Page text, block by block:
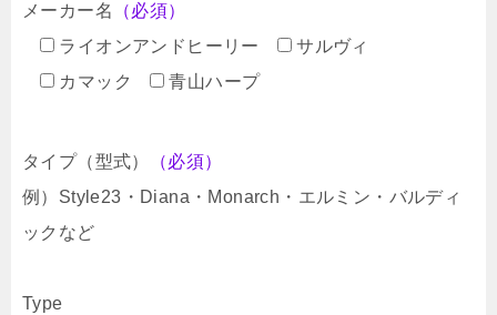
メーカー名
（必須）
ライオンアンドヒーリー
サルヴィ
カマック
青山ハープ
タイプ（型式）
（必須）
例）Style23・Diana・Monarch・エルミン・バルディ
ックなど
Type